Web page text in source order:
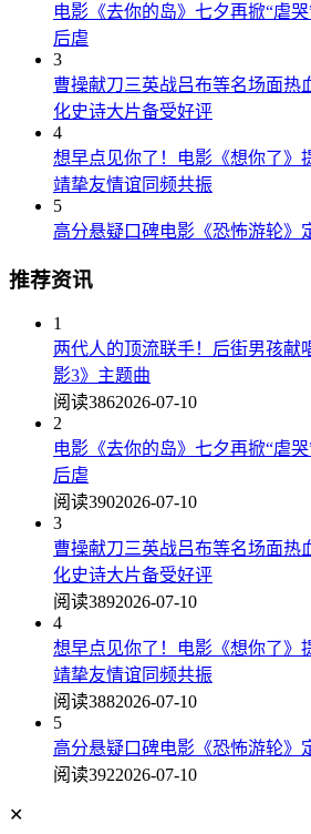
电影《去你的岛》七夕再掀“虐
后虐
3
曹操献刀三英战吕布等名场面热
化史诗大片备受好评
4
想早点见你了！电影《想你了》
靖挚友情谊同频共振
5
高分悬疑口碑电影《恐怖游轮》
推荐资讯
1
两代人的顶流联手！后街男孩献
影3》主题曲
阅读3862026-07-10
2
电影《去你的岛》七夕再掀“虐
后虐
阅读3902026-07-10
3
曹操献刀三英战吕布等名场面热
化史诗大片备受好评
阅读3892026-07-10
4
想早点见你了！电影《想你了》
靖挚友情谊同频共振
阅读3882026-07-10
5
高分悬疑口碑电影《恐怖游轮》
阅读3922026-07-10
✕